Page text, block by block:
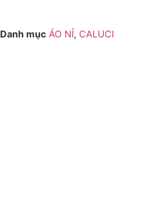
Danh mục ÁO NỈ, CALUCI